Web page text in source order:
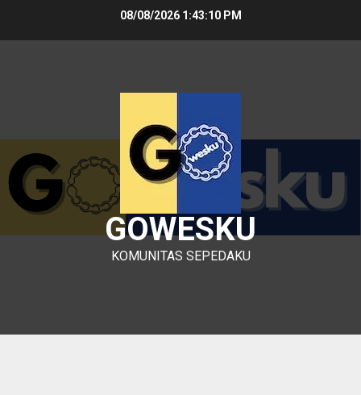
08/08/2026 1:43:10 PM
GOWESKU
KOMUNITAS SEPEDAKU